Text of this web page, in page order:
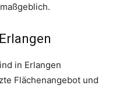
in Erlangen
Flächenangebot und